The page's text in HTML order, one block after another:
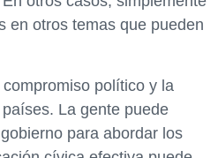
en otros temas que pueden
político y la
La gente puede
para abordar los